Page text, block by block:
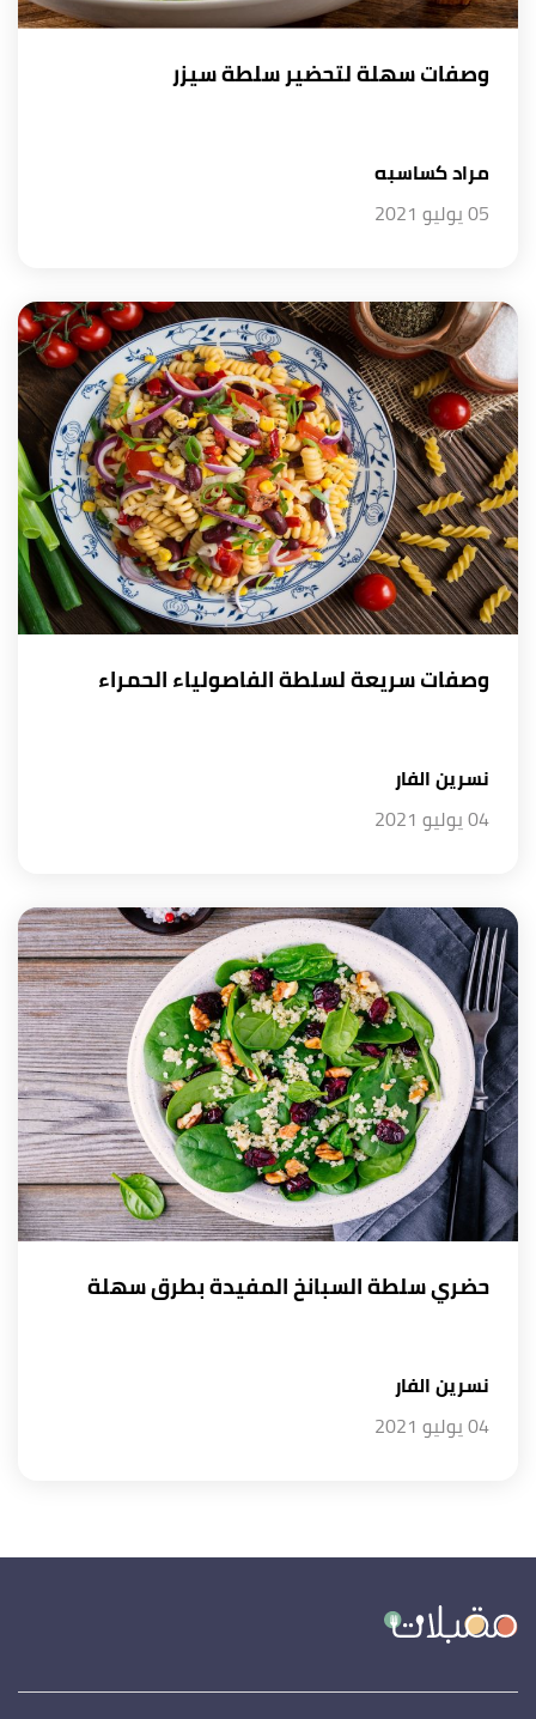
وصفات سهلة لتحضير سلطة سيزر
مراد كساسبه
05 يوليو 2021
وصفات سريعة لسلطة الفاصولياء الحمراء
نسرين الفار
04 يوليو 2021
حضري سلطة السبانخ المفيدة بطرق سهلة
نسرين الفار
04 يوليو 2021